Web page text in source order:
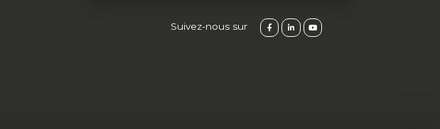
Suivez-nous sur